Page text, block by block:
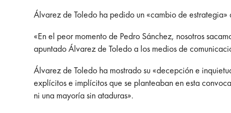
Álvarez de Toledo ha pedido un «cambio de estrategia»
«En el peor momento de Pedro Sánchez, nosotros
apuntado Álvarez de Toledo a los medios de
Álvarez de Toledo ha mostrado su «decepción e
explícitos e implícitos que se planteaban en esta
ni una mayoría sin ataduras».